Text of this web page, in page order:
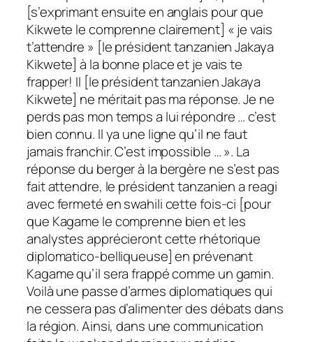
[s’exprimant ensuite en anglais pour que
Kikwete le comprenne clairement] « je vais
t’attendre » [le président tanzanien Jakaya
Kikwete] à la bonne place et je vais te
frapper! Il [le président tanzanien Jakaya
Kikwete] ne méritait pas ma réponse. Je ne
perds pas mon temps a lui répondre … c’est
bien connu. Il ya une ligne qu’il ne faut
jamais franchir. C’est impossible … ». La
réponse du berger à la bergère ne s’est pas
fait attendre, le président tanzanien a reagi
avec fermeté en swahili cette fois-ci [pour
que Kagame le comprenne bien et les
analystes apprécieront cette rhétorique
diplomatico-belliqueuse] en prévenant
Kagame qu’il sera frappé comme un gamin.
Voilà une passe d’armes diplomatiques qui
ne cessera pas d’alimenter des débats dans
la région. Ainsi, dans une communication